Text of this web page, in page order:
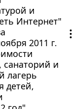
и
Интернет"
2011 г.
санаторий и
лагерь
детей,